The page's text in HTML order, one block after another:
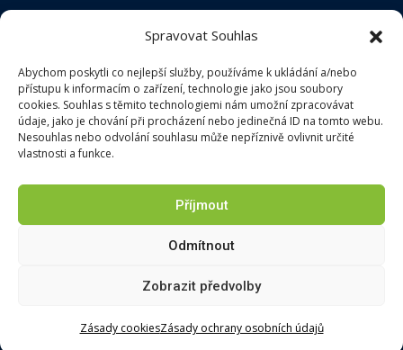
Spravovat Souhlas
Abychom poskytli co nejlepší služby, používáme k ukládání a/nebo
přístupu k informacím o zařízení, technologie jako jsou soubory
cookies. Souhlas s těmito technologiemi nám umožní zpracovávat
údaje, jako je chování při procházení nebo jedinečná ID na tomto webu.
Nesouhlas nebo odvolání souhlasu může nepříznivě ovlivnit určité
vlastnosti a funkce.
Příjmout
Odmítnout
Zobrazit předvolby
Zásady cookiesZásady ochrany osobních údajů
Prohlášení o přístupnosti
Prohlášení o přístupnosti
Zásady ochrany osobních údajů
Zásady cookies (EU)
© 2025 szescaslav.cz - Střední zemědělská škola a